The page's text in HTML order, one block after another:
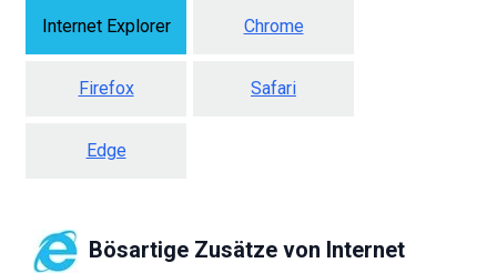
Internet Explorer Chrome
Firefox Safari
Edge
Bösartige Zusätze von Internet